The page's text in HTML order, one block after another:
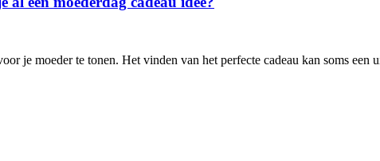
je moeder te tonen. Het vinden van het perfecte cadeau kan soms een